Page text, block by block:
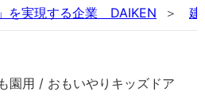
を実現する企業 DAIKEN 建
園用 / おもいやりキッズドア